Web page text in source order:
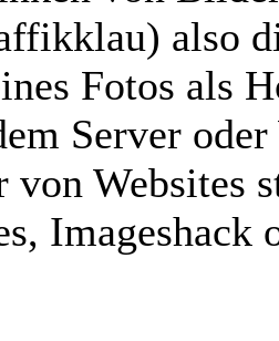
also
Fotos als
Server
von Websites
Imageshack